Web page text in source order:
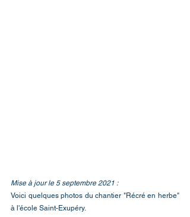
Mise à jour le 5 septembre 2021 :
Voici quelques photos du chantier "Récré en herbe"
à l'école Saint-Exupéry.